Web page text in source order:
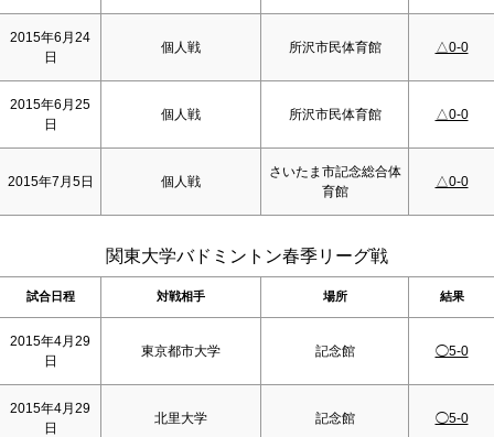
2015年6月24
日
個人戦 所沢市民体育館 △0-0
2015年6月25
日
個人戦 所沢市民体育館 △0-0
2015年7月5日 個人戦
さいたま市記念総合体
育館
△0-0
関東大学バドミントン春季リーグ戦
試合日程 対戦相手 場所 結果
2015年4月29
日
東京都市大学 記念館 ◯5-0
2015年4月29
日
北里大学 記念館 ◯5-0